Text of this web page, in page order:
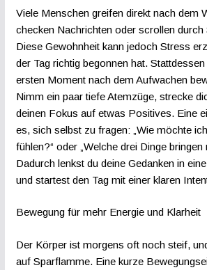
Viele Menschen greifen direkt nach dem
checken Nachrichten oder scrollen durch
Diese Gewohnheit kann jedoch Stress
der Tag richtig begonnen hat.
ersten Moment nach dem Aufwachen
Nimm ein paar tiefe Atemzüge, strecke
deinen Fokus auf etwas Positives. Eine
es, sich selbst zu fragen: „Wie möchte
fühlen?“ oder „Welche drei Dinge
Dadurch lenkst du deine Gedanken in
und startest den Tag mit einer klaren
Bewegung für mehr Energie und Klarheit
Der Körper ist morgens oft noch steif,
auf Sparflamme. Eine kurze